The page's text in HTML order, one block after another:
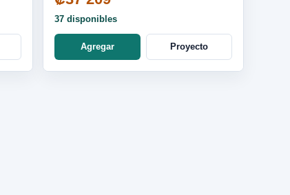
37 disponibles
Agregar Proyecto